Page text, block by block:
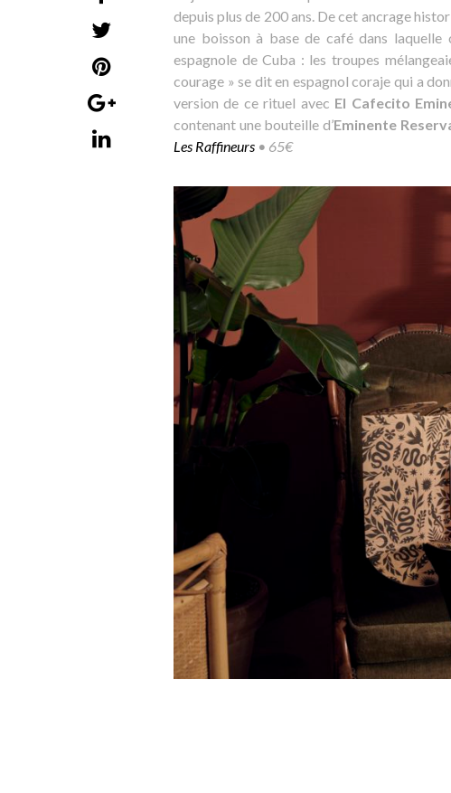
depuis plus de 200 ans. De cet ancrage
une boisson à base de café dans laquelle
espagnole de Cuba : les troupes
courage » se dit en espagnol coraje qui a
version de ce rituel avec El Cafecito
contenant une bouteille d’Eminente
Les Raffineurs • 65€